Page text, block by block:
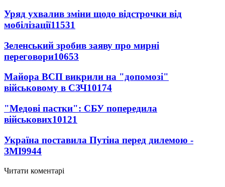
Уряд ухвалив зміни щодо відстрочки від
мобілізації11531
Зеленський зробив заяву про мирні
переговори10653
Майора ВСП викрили на "допомозі"
військовому в СЗЧ10174
"Медові пастки": СБУ попередила
військових10121
Україна поставила Путіна перед дилемою -
ЗМІ9944
Читати коментарі